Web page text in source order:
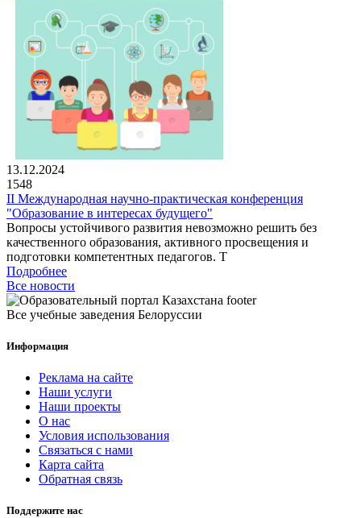
13.12.2024
1548
II Международная научно-практическая конференция
"Образование в интересах будущего"
Вопросы устойчивого развития невозможно решить без
качественного образования, активного просвещения и
подготовки компетентных педагогов. Т
Подробнее
Все новости
Все учебные заведения Белоруссии
Информация
Реклама на сайте
Наши услуги
Наши проекты
О нас
Условия использования
Связаться с нами
Карта сайта
Обратная связь
Поддержите нас